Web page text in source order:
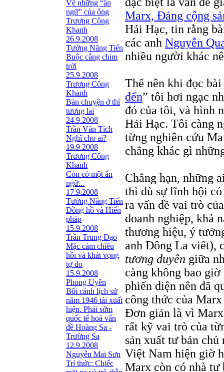
Về những “ẩn
ngữ” của ông
Trương Công
Khanh
26.9.2008
Tưởng Năng Tiến
Buộc cẳng chim
trời
25.9.2008
Trương Công
Khanh
Bàn chuyện ở thì
tương lai
24.9.2008
Trần Văn Tích
Nghĩ cho ai?
19.9.2008
Trương Công
Khanh
Còn có một ẩn
ngữ...
17.9.2008
Tưởng Năng Tiến
Đồng hồ và Hiến
pháp
15.9.2008
Trần Trung Đạo
Mặc cảm chiêu
hồi và khát vọng
tự do
15.9.2008
Phong Uyên
Bối cảnh lịch sử
năm 1946 tái xuất
hiện. Phải sớm
quốc tế hoá vấn
đề Hoàng Sa -
Trường Sa
12.9.2008
Nguyễn Mai Sơn
Trí thức: Chiếc
Marx, Đảng cộng
Hải Hạc, tin rằng
các anh Nguyễn
nhiều người khác
Thế nên khi đọc
đến” tôi hơi ngạc
đó của tôi, và hình
Hải Hạc. Tôi càng
từng nghiên cứu
chẳng khác gì
Chẳng hạn, những
thì dù sự lĩnh hội
ra vấn đề vai trò
doanh nghiệp, khả
thương hiệu, ý
anh Đông La viết),
tương duyên giữa
càng không bao
phiến diện nên đã
công thức của
Đơn giản là vì Marx
rất kỹ vai trò của
sản xuất tư bản
Việt Nam hiện giờ
Marx còn có nhà tư